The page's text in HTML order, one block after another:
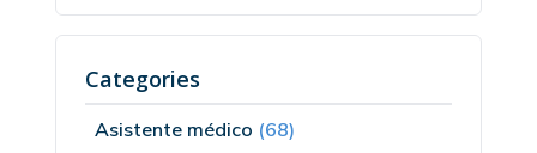
Categories
Asistente médico (68)